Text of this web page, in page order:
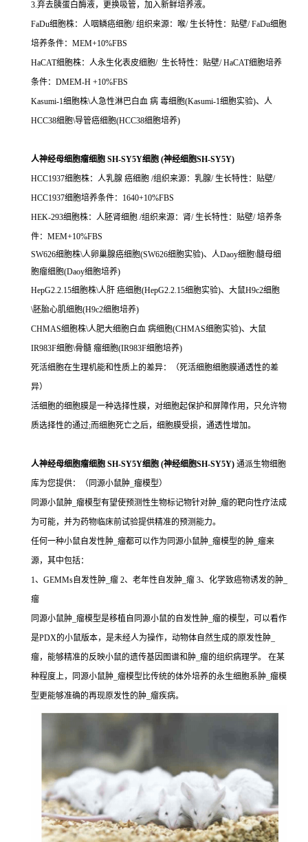
3.弃去胰蛋白酶液，更换吸管，加入新鲜培养液。
FaDu细胞株：人咽鳞癌细胞/ 组织来源：喉/ 生长特性：贴壁/ FaDu细胞
培养条件：MEM+10%FBS
HaCAT细胞株：人永生化表皮细胞/ 生长特性：贴壁/ HaCAT细胞培养
条件：DMEM-H +10%FBS
Kasumi-1细胞株\人急性淋巴白血 病 毒细胞(Kasumi-1细胞实验)、人
HCC38细胞\导管癌细胞(HCC38细胞培养)
人神经母细胞瘤细胞 SH-SY5Y细胞 (神经细胞SH-SY5Y)
HCC1937细胞株：人乳腺 癌细胞 /组织来源：乳腺/ 生长特性：贴壁/
HCC1937细胞培养条件：1640+10%FBS
HEK-293细胞株：人胚肾细胞 /组织来源：肾/ 生长特性：贴壁/ 培养条
件：MEM+10%FBS
SW626细胞株\人卵巢腺癌细胞(SW626细胞实验)、人Daoy细胞\髓母细
胞瘤细胞(Daoy细胞培养)
HepG2.2.15细胞株\人肝 癌细胞(HepG2.2.15细胞实验)、大鼠H9c2细胞
\胚胎心肌细胞(H9c2细胞培养)
CHMAS细胞株\人肥大细胞白血 病细胞(CHMAS细胞实验)、大鼠
IR983F细胞\骨髓 瘤细胞(IR983F细胞培养)
死活细胞在生理机能和性质上的差异：（死活细胞细胞膜通透性的差
异）
活细胞的细胞膜是一种选择性膜，对细胞起保护和屏障作用，只允许物
质选择性的通过;而细胞死亡之后，细胞膜受损，通透性增加。
人神经母细胞瘤细胞 SH-SY5Y细胞 (神经细胞SH-SY5Y) 通派生物细胞
库为您提供：（同源小鼠肿_瘤模型）
同源小鼠肿_瘤模型有望使预测性生物标记物针对肿_瘤的靶向性疗法成
为可能，并为药物临床前试验提供精准的预测能力。
任何一种小鼠自发性肿_瘤都可以作为同源小鼠肿_瘤模型的肿_瘤来
源，其中包括：
1、GEMMs自发性肿_瘤 2、老年性自发肿_瘤 3、化学致癌物诱发的肿_
瘤
同源小鼠肿_瘤模型是移植自同源小鼠的自发性肿_瘤的模型，可以看作
是PDX的小鼠版本，是未经人为操作，动物体自然生成的原发性肿_
瘤，能够精准的反映小鼠的遗传基因图谱和肿_瘤的组织病理学。 在某
种程度上，同源小鼠肿_瘤模型比传统的体外培养的永生细胞系肿_瘤模
型更能够准确的再现原发性的肿_瘤疾病。